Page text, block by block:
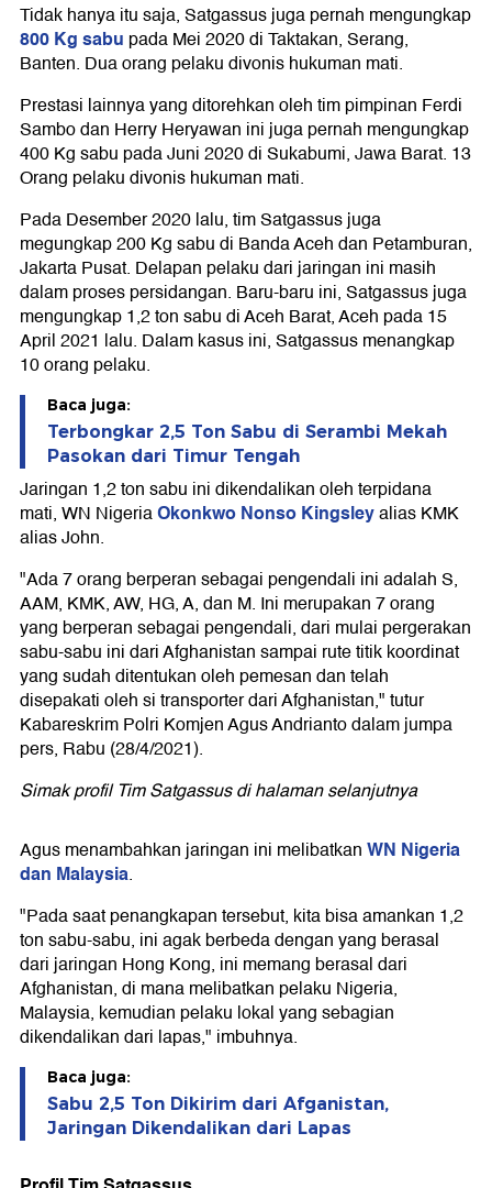
Tidak hanya itu saja, Satgassus juga pernah mengungkap
800 Kg sabu pada Mei 2020 di Taktakan, Serang,
Banten. Dua orang pelaku divonis hukuman mati.
Prestasi lainnya yang ditorehkan oleh tim pimpinan Ferdi
Sambo dan Herry Heryawan ini juga pernah mengungkap
400 Kg sabu pada Juni 2020 di Sukabumi, Jawa Barat. 13
Orang pelaku divonis hukuman mati.
Pada Desember 2020 lalu, tim Satgassus juga
megungkap 200 Kg sabu di Banda Aceh dan Petamburan,
Jakarta Pusat. Delapan pelaku dari jaringan ini masih
dalam proses persidangan. Baru-baru ini, Satgassus juga
mengungkap 1,2 ton sabu di Aceh Barat, Aceh pada 15
April 2021 lalu. Dalam kasus ini, Satgassus menangkap
10 orang pelaku.
Baca juga:
Terbongkar 2,5 Ton Sabu di Serambi Mekah
Pasokan dari Timur Tengah
Jaringan 1,2 ton sabu ini dikendalikan oleh terpidana
mati, WN NigeriaOkonkwo Nonso Kingsleyalias KMK
alias John.
"Ada 7 orang berperan sebagai pengendali ini adalah S,
AAM, KMK, AW, HG, A, dan M. Ini merupakan 7 orang
yang berperan sebagai pengendali, dari mulai pergerakan
sabu-sabu ini dari Afghanistan sampai rute titik koordinat
yang sudah ditentukan oleh pemesan dan telah
disepakati oleh si transporter dari Afghanistan," tutur
Kabareskrim Polri Komjen Agus Andrianto dalam jumpa
pers, Rabu (28/4/2021).
Simak profil Tim Satgassus di halaman selanjutnya
Agus menambahkan jaringan ini melibatkanWN Nigeria
dan Malaysia.
"Pada saat penangkapan tersebut, kita bisa amankan 1,2
ton sabu-sabu, ini agak berbeda dengan yang berasal
dari jaringan Hong Kong, ini memang berasal dari
Afghanistan, di mana melibatkan pelaku Nigeria,
Malaysia, kemudian pelaku lokal yang sebagian
dikendalikan dari lapas," imbuhnya.
Baca juga:
Sabu 2,5 Ton Dikirim dari Afganistan,
Jaringan Dikendalikan dari Lapas